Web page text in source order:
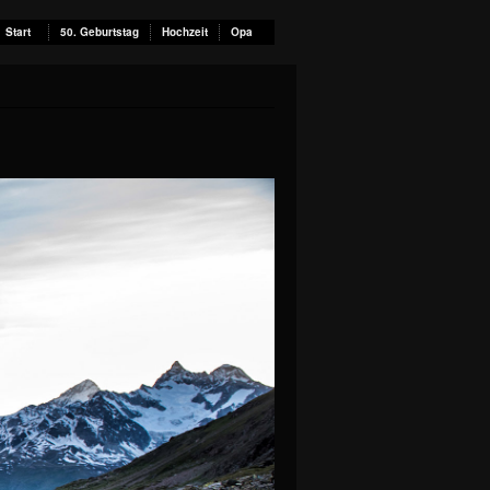
Start 50. Geburtstag Hochzeit Opa